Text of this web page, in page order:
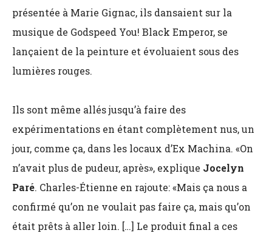
présentée à Marie Gignac, ils dansaient sur la
musique de Godspeed You! Black Emperor, se
lançaient de la peinture et évoluaient sous des
lumières rouges.
Ils sont même allés jusqu’à faire des
expérimentations en étant complètement nus, un
jour, comme ça, dans les locaux d’Ex Machina. «On
n’avait plus de pudeur, après», explique Jocelyn
Paré. Charles-Étienne en rajoute: «Mais ça nous a
confirmé qu’on ne voulait pas faire ça, mais qu’on
était prêts à aller loin. […] Le produit final a ces